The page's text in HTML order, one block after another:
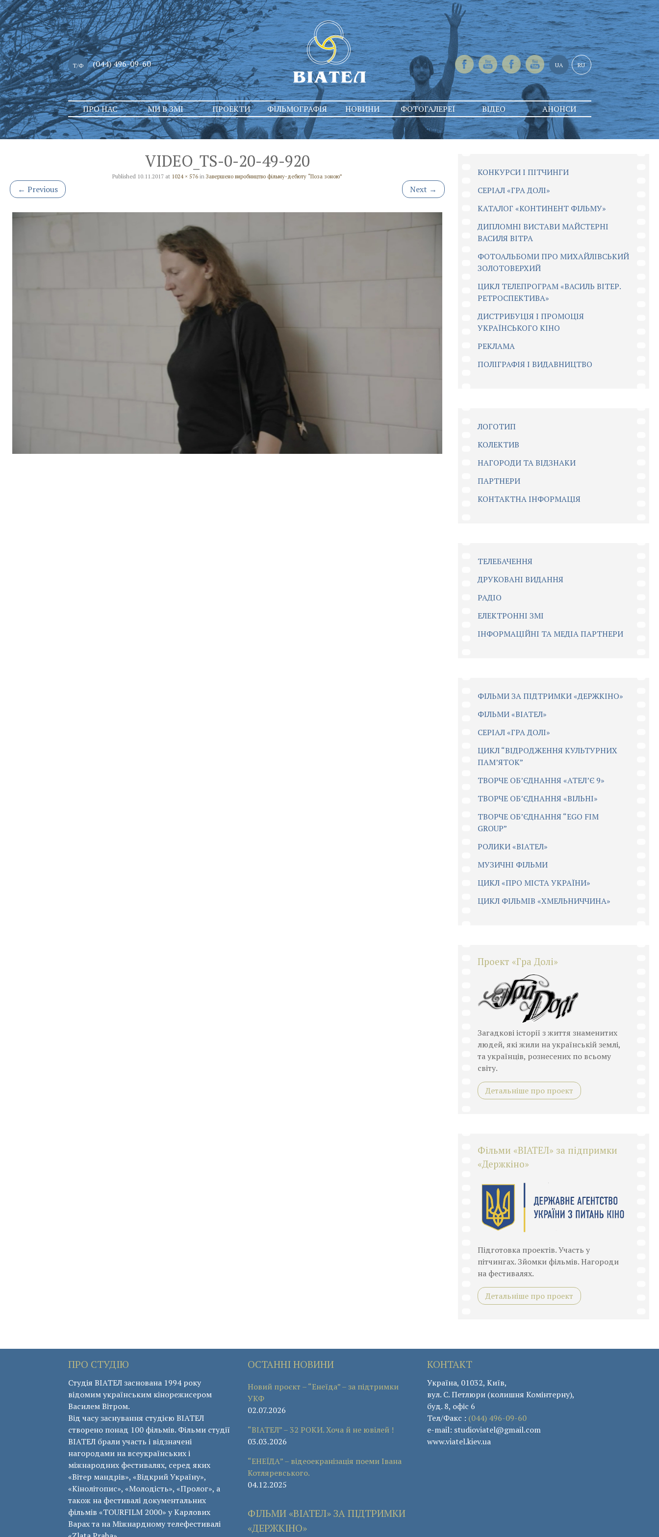
Т/Ф (044) 496-09-60 UA RU
Skip
to
content
ПРО НАС МИ В ЗМІ ПРОЕКТИ ФІЛЬМОГРАФІЯ НОВИНИ ФОТОГАЛЕРЕЇ ВІДЕО АНОНСИ
VIDEO_TS-0-20-49-920
Published 10.11.2017 at 1024 × 576 inЗавершено виробництво фільму-дебюту “Поза зоною”
← Previous Next →
КОНКУРСИ І ПІТЧИНГИ
CЕРІАЛ «ГРА ДОЛІ»
КАТАЛОГ «КОНТИНЕНТ ФІЛЬМУ»
ДИПЛОМНІ ВИСТАВИ МАЙСТЕРНІ
ВАСИЛЯ ВІТРА
ФОТОАЛЬБОМИ ПРО МИХАЙЛІВСЬКИЙ
ЗОЛОТОВЕРХИЙ
ЦИКЛ ТЕЛЕПРОГРАМ «ВАСИЛЬ ВІТЕР.
РЕТРОСПЕКТИВА»
ДИСТРИБУЦІЯ І ПРОМОЦІЯ
УКРАЇНСЬКОГО КІНО
РЕКЛАМА
ПОЛІГРАФІЯ І ВИДАВНИЦТВО
ЛОГОТИП
КОЛЕКТИВ
НАГОРОДИ ТА ВІДЗНАКИ
ПАРТНЕРИ
КОНТАКТНА ІНФОРМАЦІЯ
ТЕЛЕБАЧЕННЯ
ДРУКОВАНІ ВИДАННЯ
РАДІО
ЕЛЕКТРОННІ ЗМІ
ІНФОРМАЦІЙНІ ТА МЕДІА ПАРТНЕРИ
ФІЛЬМИ ЗА ПІДТРИМКИ «ДЕРЖКІНО»
ФІЛЬМИ «ВІАТЕЛ»
СЕРІАЛ «ГРА ДОЛІ»
ЦИКЛ “ВІДРОДЖЕННЯ КУЛЬТУРНИХ
ПАМ’ЯТОК”
ТВОРЧЕ ОБ’ЄДНАННЯ «АТЕЛ’Є 9»
ТВОРЧЕ ОБ’ЄДНАННЯ «ВІЛЬНІ»
ТВОРЧЕ ОБ’ЄДНАННЯ “EGO FIM
GROUP”
РОЛИКИ «ВІАТЕЛ»
МУЗИЧНІ ФІЛЬМИ
ЦИКЛ «ПРО МІСТА УКРАЇНИ»
ЦИКЛ ФІЛЬМІВ «ХМЕЛЬНИЧЧИНА»
Проект «Гра Долі»
Загадкові історії з життя знаменитих
людей, які жили на українській землі,
та українців, рознесених по всьому
світу.
Детальніше про проект
Фільми «ВІАТЕЛ» за підпримки
«Держкіно»
Підготовка проектів. Участь у
пітчингах. Зйомки фільмів. Нагороди
на фестивалях.
Детальніше про проект
ПРО СТУДІЮ
Студія ВІАТЕЛ заснована 1994 року
відомим українським кінорежисером
Василем Вітром.
Від часу заснування студією ВІАТЕЛ
створено понад 100 фільмів. Фільми студії
ВІАТЕЛ брали участь і відзначені
нагородами на всеукраїнських і
міжнародних фестивалях, серед яких
«Вітер мандрів», «Відкрий Україну»,
«Кінолітопис», «Молодість», «Пролог», а
також на фестивалі документальних
фільмів «ТОURFILM 2000» у Карлових
Варах та на Міжнардному телефестивалі
ОСТАННІ НОВИНИ
Новий проєкт – “Енеїда” – за підтримки
УКФ
02.07.2026
“ВІАТЕЛ” – 32 РОКИ. Хоча й не ювілей !
03.03.2026
“ЕНЕЇДА” – відеоекранізація поеми Івана
Котляревського.
04.12.2025
ФІЛЬМИ «ВІАТЕЛ» ЗА ПІДТРИМКИ
«ДЕРЖКІНО»
КОНТАКТ
Україна, 01032, Київ,
вул. С. Петлюри (колишня Комінтерну),
буд. 8, офіс 6
Тел/Факс : (044) 496-09-60
e-mail: studioviatel@gmail.com
www.viatel.kiev.ua